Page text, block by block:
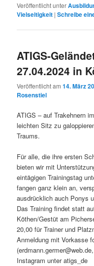
Veröffentlicht unter
Vielseitigkeit |Schreibe
ATIGS-
27.04.2024 in
Veröffentlicht am14. März
Rosenstiel
ATIGS – auf Trakehnern
leichten Sitz zu
Traums.
Für alle, die ihre ersten
bieten wir mit
eintägigen Trainingstag
fangen ganz klein an,
ausdrücklich auch Ponys
Das Training findet statt
Köthen/Gestüt am
20,00 für Trainer und
Anmeldung mit Vorkasse
Instagram unter atigs_de